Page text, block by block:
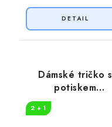
Dámské tričko s
potiskem
Dobrodružství
2 + 1